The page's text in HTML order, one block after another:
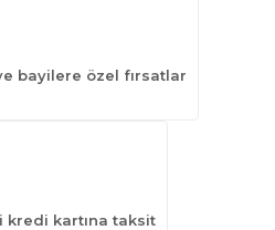
bayilere özel fırsatlar
kartına taksit